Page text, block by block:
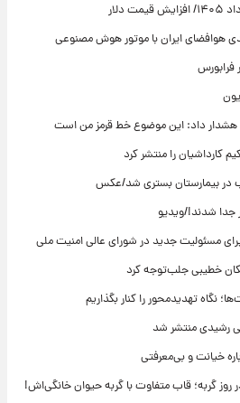
داد: این موضوع خط قرمز من است
را منتشر کرد
در بیمارستان بستری شد/عکس
شدند!/ویدیو
مسئولیت جدید در شورای عالی امنیت ملی
خطیبی جلب‌توجه کرد
تهدیدمحور را کنار بگذاریم
رشیدی منتشر شد
خیانت و بی‌معرفتی
گربه؛ قاب متفاوت با گربه حیوان خانگی‌اش!